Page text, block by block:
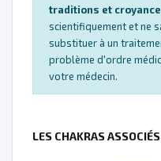
traditions et
scientifiquement et ne
substituer à un
problème d'ordre
votre médecin.
LES CHAKRAS